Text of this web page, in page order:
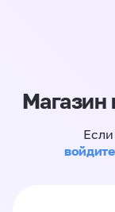
Магазин